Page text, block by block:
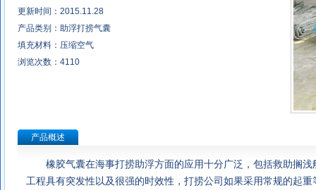
更新时间：2015.11.28
产品类别：助浮打捞气囊
填充材料：压缩空气
浏览次数： 4110
产品概述
橡胶气囊在海事打捞助浮方面的应用十分广泛，包括救助搁
工程具有突发性以及很强的时效性，打捞公司如果采用常规的起